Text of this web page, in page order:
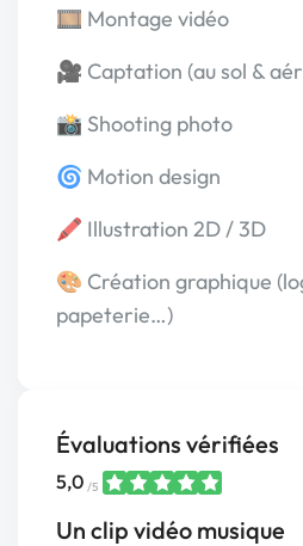
🎞 Montage vidéo
🎥 Captation (au sol &
📸 Shooting photo
🌀 Motion design
🖍 Illustration 2D / 3D
🎨 Création graphique
papeterie…)
Évaluations vérifiées
5,0 /5
Un clip vidéo musique